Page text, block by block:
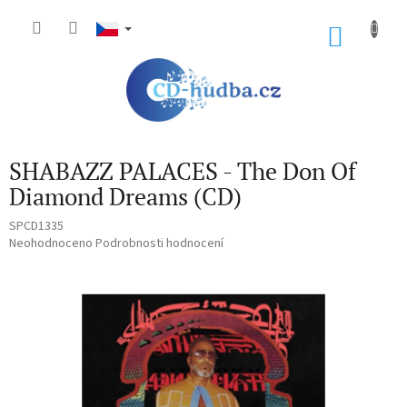
SHABAZZ PALACES - The Don Of
Diamond Dreams (CD)
SPCD1335
Průměrné
Neohodnoceno Podrobnosti hodnocení